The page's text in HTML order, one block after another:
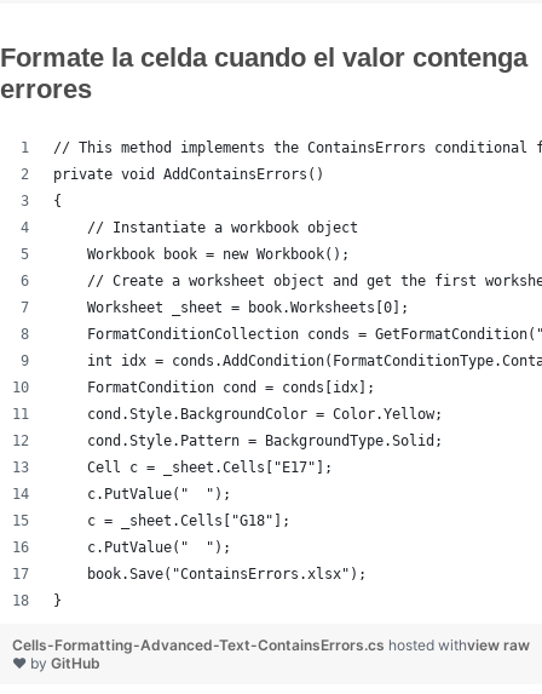
Formate la celda cuando el valor contenga
errores
// This method implements the ContainsErrors conditional
private void AddContainsErrors()
{
    // Instantiate a workbook object
    Workbook book = new Workbook();
// Create a worksheet object and get the first
    Worksheet _sheet = book.Worksheets[0];
FormatConditionCollection conds =
int idx =
    FormatCondition cond = conds[idx];
    cond.Style.BackgroundColor = Color.Yellow;
    cond.Style.Pattern = BackgroundType.Solid;
    Cell c = _sheet.Cells["E17"];
    c.PutValue("  ");
    c = _sheet.Cells["G18"];
    c.PutValue("  ");
    book.Save("ContainsErrors.xlsx");
}
view raw
Cells-Formatting-Advanced-Text-ContainsErrors.cs hosted with
❤ by GitHub